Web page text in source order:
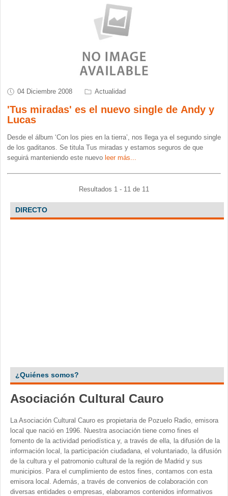
04 Diciembre 2008 Actualidad
'Tus miradas' es el nuevo single de Andy y
Lucas
Desde el álbum ‘Con los pies en la tierra’, nos llega ya el segundo single
de los gaditanos. Se titula Tus miradas y estamos seguros de que
seguirá manteniendo este nuevo leer más...
Resultados 1 - 11 de 11
DIRECTO
¿Quiénes somos?
Asociación Cultural Cauro
La Asociación Cultural Cauro es propietaria de Pozuelo Radio, emisora
local que nació en 1996. Nuestra asociación tiene como fines el
fomento de la actividad periodística y, a través de ella, la difusión de la
información local, la participación ciudadana, el voluntariado, la difusión
de la cultura y el patromonio cultural de la región de Madrid y sus
municipios. Para el cumplimiento de estos fines, contamos con esta
emisora local. Además, a través de convenios de colaboración con
diversas entidades o empresas, elaboramos contenidos informativos